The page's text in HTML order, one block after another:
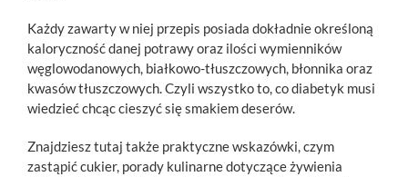
Każdy zawarty w niej przepis posiada dokładnie określoną
kaloryczność danej potrawy oraz ilości wymienników
węglowodanowych, białkowo-tłuszczowych, błonnika oraz
kwasów tłuszczowych. Czyli wszystko to, co diabetyk musi
wiedzieć chcąc cieszyć się smakiem deserów.
Znajdziesz tutaj także praktyczne wskazówki, czym
zastąpić cukier, porady kulinarne dotyczące żywienia